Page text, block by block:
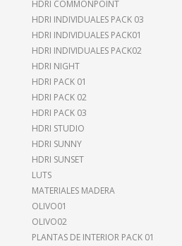
HDRI COMMONPOINT
HDRI INDIVIDUALES PACK 03
HDRI INDIVIDUALES PACK01
HDRI INDIVIDUALES PACK02
HDRI NIGHT
HDRI PACK 01
HDRI PACK 02
HDRI PACK 03
HDRI STUDIO
HDRI SUNNY
HDRI SUNSET
LUTS
MATERIALES MADERA
OLIVO01
OLIVO02
PLANTAS DE INTERIOR PACK 01